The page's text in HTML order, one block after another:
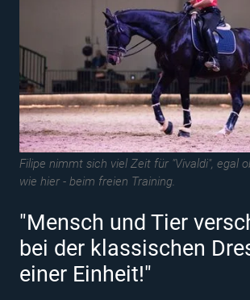
Filipe nimmt sich viel Zeit für "Vivaldi", egal
wie hier - beim freien Training.
"Mensch und Tier
bei der klassischen
einer Einheit!"